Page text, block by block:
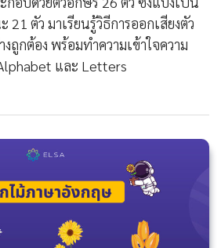
ตัว มาเรียนรู้วิธีการออกเสียงตัว
ถูกต้อง พร้อมทำความเข้าใจความ
และ Letters